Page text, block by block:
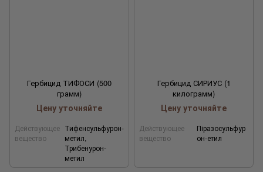
Гербицид ТИФОСИ (500
грамм)
Цену уточняйте
Действующее
вещество
Тифенсульфурон-
метил,
Трибенурон-
метил
Гербицид СИРИУС (1
килограмм)
Цену уточняйте
Действующее
вещество
Піразосульфур
он-етил